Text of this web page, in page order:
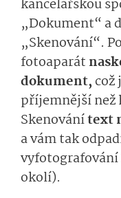
kancelářskou
„Dokument“ a
„Skenování“.
fotoaparát
dokument,což
příjemnější než
Skenovánítext
a vám tak
vyfotografování
okolí).